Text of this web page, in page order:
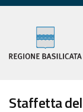
Staffetta